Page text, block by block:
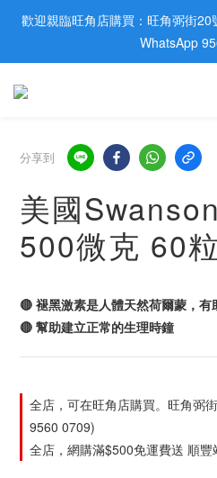
歡迎親臨旺角店購買：旺角弼街
WhatsApp
歡迎親臨旺角店購買：旺角弼街
WhatsApp
會員大升級 | 於12個月内消費滿
網站購買滿$500，免運費送貨 |
Order
歡迎親臨旺角店購買：旺角弼街20
WhatsApp
分享到
美國
500微克 60粒
🔴 褪黑激素是人體天然荷爾蒙，
🔴 幫助建立正常的生理時鐘
全店，可在旺角店購買。旺角弼
9560 0709)
全店，網購滿$500免運費送 順豐